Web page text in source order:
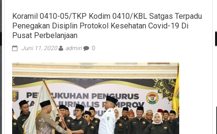
Koramil 0410-05/TKP Kodim 0410/KBL Satgas Terpadu
Penegakan Disiplin Protokol Kesehatan Covid-19 Di
Pusat Perbelanjaan
Juni 11, 2020 admin 0